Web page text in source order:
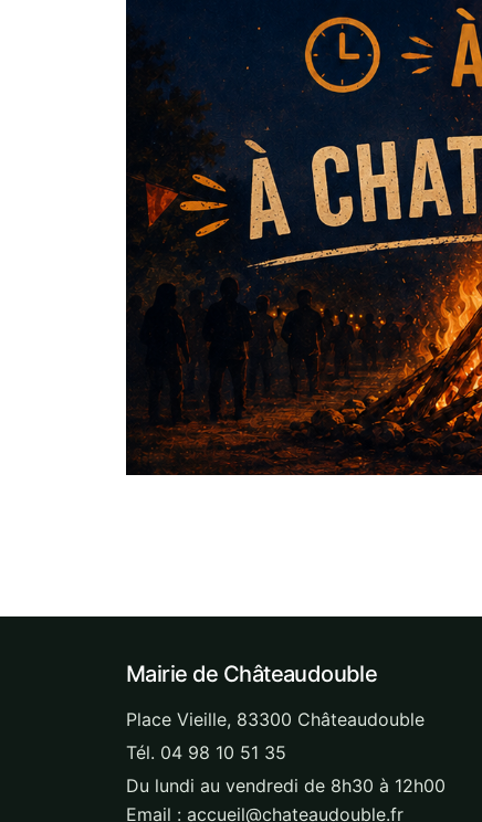
Mairie de Châteaudouble
Place Vieille, 83300 Châteaudouble
Tél. 04 98 10 51 35
Du lundi au vendredi de 8h30 à 12h00
Email : accueil@chateaudouble.fr